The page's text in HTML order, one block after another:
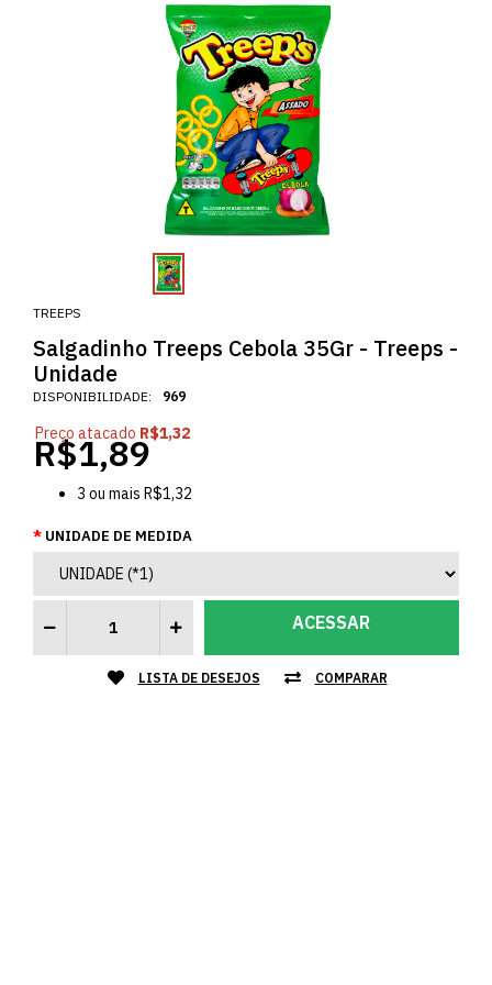
TREEPS
Salgadinho Treeps Cebola 35Gr - Treeps -
Unidade
DISPONIBILIDADE: 969
Preço atacado R$1,32
R$1,89
3 ou mais R$1,32
UNIDADE DE MEDIDA
ACESSAR
LISTA DE DESEJOS COMPARAR